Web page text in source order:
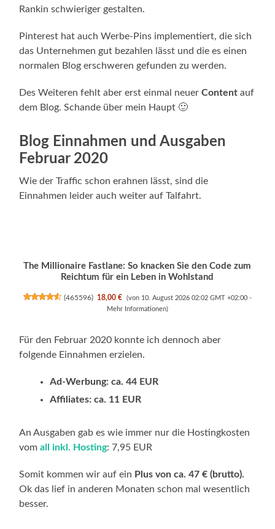
Rankin schwieriger gestalten.
Pinterest hat auch Werbe-Pins implementiert, die sich
das Unternehmen gut bezahlen lässt und die es einen
normalen Blog erschweren gefunden zu werden.
Des Weiteren fehlt aber erst einmal neuerContentauf
dem Blog. Schande über mein Haupt 🙂
Blog Einnahmen und Ausgaben
Februar 2020
Wie der Traffic schon erahnen lässt, sind die
Einnahmen leider auch weiter auf Talfahrt.
The Millionaire Fastlane: So knacken Sie den Code zum
Reichtum für ein Leben in Wohlstand
(465596) 18,00 €
(von 10. August 2026 02:02 GMT +02:00 -
Mehr Informationen)
Für den Februar 2020 konnte ich dennoch aber
folgende Einnahmen erzielen.
Ad-Werbung: ca. 44 EUR
Affiliates: ca. 11 EUR
An Ausgaben gab es wie immer nur die Hostingkosten
vomall inkl. Hosting: 7,95 EUR
Somit kommen wir auf ein Plus von ca. 47 € (brutto).
Ok das lief in anderen Monaten schon mal wesentlich
besser.